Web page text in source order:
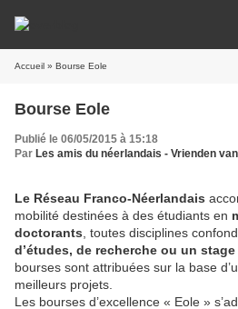
Accueil » Bourse Eole
Bourse Eole
Publié le 06/05/2015 à 15:18
Par Les amis du néerlandais - Vrienden
Le Réseau Franco-Néerlandais
mobilité destinées à des étudiants en
doctorants , toutes disciplines
d’études, de recherche ou un
bourses sont attribuées sur la base
meilleurs projets.
Les bourses d’excellence « Eole »